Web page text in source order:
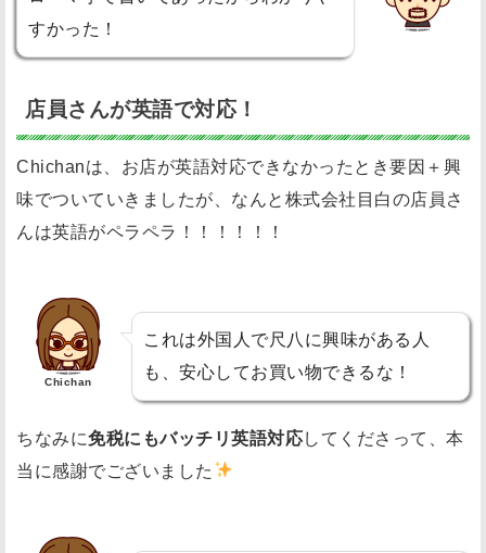
すかった！
店員さんが英語で対応！
Chichanは、お店が英語対応できなかったとき要因＋興
味でついていきましたが、なんと株式会社目白の店員さ
んは英語がペラペラ！！！！！！
Chichan
これは外国人で尺八に興味がある人
も、安心してお買い物できるな！
ちなみに免税にもバッチリ英語対応してくださって、本
当に感謝でございました